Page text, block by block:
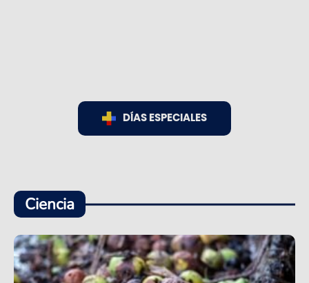
DÍAS ESPECIALES
Ciencia